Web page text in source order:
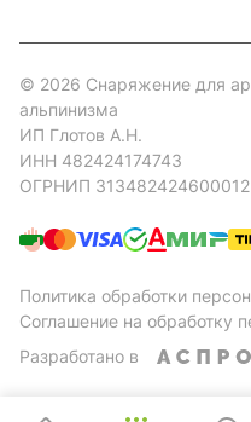
© 2026 Снаряжение для
альпинизма
ИП Глотов А.Н.
ИНН 482424174743
ОГРНИП 313482424600012
Политика обработки
Соглашение на обработку
Разработано в